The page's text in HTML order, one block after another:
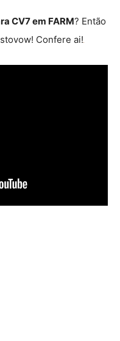
CV7 em FARM? Então
Confere ai!